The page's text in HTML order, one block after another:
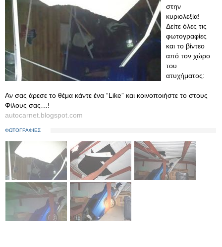
στην
κυριολεξία!
Δείτε όλες τις
φωτογραφίες
και το βίντεο
από τον χώρο
του
ατυχήματος:
Αν σας άρεσε το θέμα κάντε ένα “Like” και κοινοποιήστε το στους
Φίλους σας…!
autocarnet.blogspot.com
ΦΩΤΟΓΡΑΦΙΕΣ